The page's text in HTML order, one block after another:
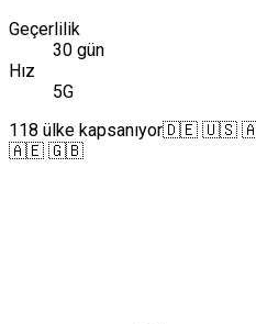
Geçerlilik
30 gün
Hız
5G
118 ülke kapsanıyor🇩🇪 🇺🇸
🇦🇪 🇬🇧